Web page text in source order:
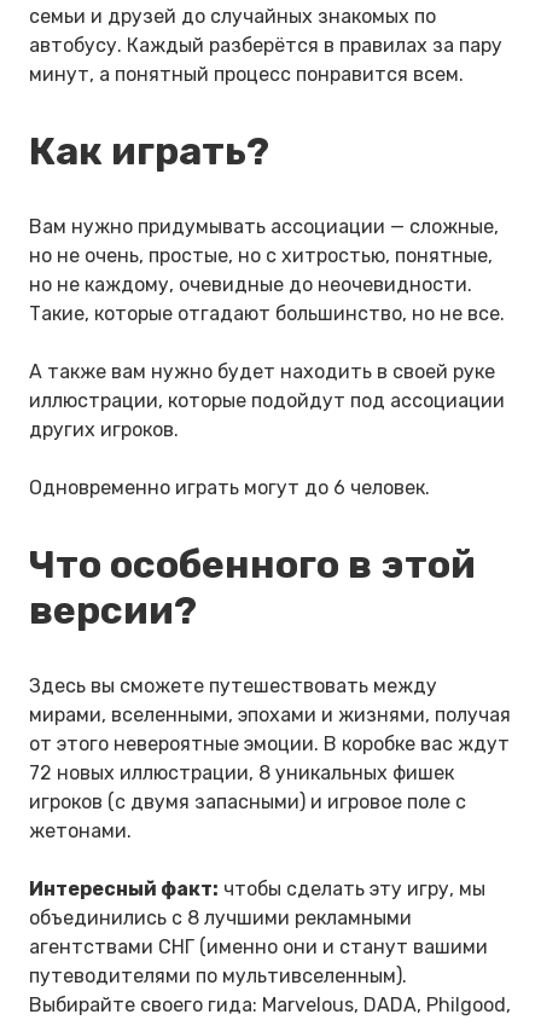
семьи и друзей до случайных знакомых по
автобусу. Каждый разберётся в правилах за пару
минут, а понятный процесс понравится всем.
Как играть?
Вам нужно придумывать ассоциации — сложные,
но не очень, простые, но с хитростью, понятные,
но не каждому, очевидные до неочевидности.
Такие, которые отгадают большинство, но не все.
А также вам нужно будет находить в своей руке
иллюстрации, которые подойдут под ассоциации
других игроков.
Одновременно играть могут до 6 человек.
Что особенного в этой
версии?
Здесь вы сможете путешествовать между
мирами, вселенными, эпохами и жизнями, получая
от этого невероятные эмоции. В коробке вас ждут
72 новых иллюстрации, 8 уникальных фишек
игроков (с двумя запасными) и игровое поле с
жетонами.
Интересный факт: чтобы сделать эту игру, мы
объединились с 8 лучшими рекламными
агентствами СНГ (именно они и станут вашими
путеводителями по мультивселенным).
Выбирайте своего гида: Marvelous, DADA, Philgood,